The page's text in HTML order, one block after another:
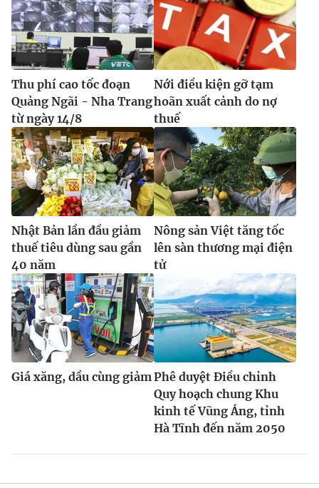
Thu phí cao tốc đoạn
Quảng Ngãi - Nha Trang
từ ngày 14/8
Nới điều kiện gỡ tạm
hoãn xuất cảnh do nợ
thuế
Nhật Bản lần đầu giảm
thuế tiêu dùng sau gần
40 năm
Nông sản Việt tăng tốc
lên sàn thương mại điện
tử
Giá xăng, dầu cùng giảm Phê duyệt Điều chỉnh
Quy hoạch chung Khu
kinh tế Vũng Áng, tỉnh
Hà Tĩnh đến năm 2050